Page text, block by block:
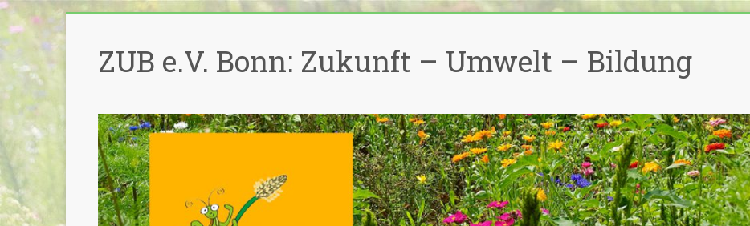
Inhalt
springenZUB e.V. Bonn: Zukunft – Umwelt – Bildung